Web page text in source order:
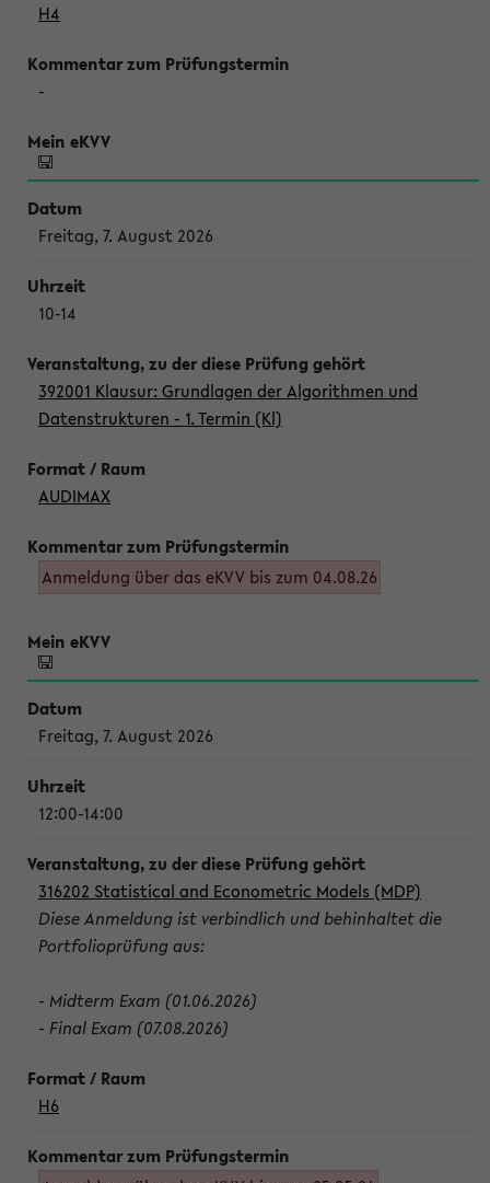
H4
-
Freitag, 7. August 2026
10-14
392001 Klausur: Grundlagen der Algorithmen und
Datenstrukturen - 1. Termin (Kl)
AUDIMAX
Anmeldung über das eKVV bis zum 04.08.26
Freitag, 7. August 2026
12:00-14:00
316202 Statistical and Econometric Models (MDP)
Diese Anmeldung ist verbindlich und behinhaltet die
Portfolioprüfung aus:
- Midterm Exam (01.06.2026)
- Final Exam (07.08.2026)
H6